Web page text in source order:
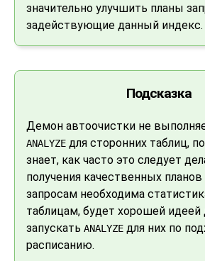
значительно улучшить планы
задействующие данный индекс.
Подсказка
Демон автоочистки не
ANALYZE для сторонних таблиц,
знает, как часто это следует
получения качественных
запросам необходима
таблицам, будет хорошей идеей
запускать ANALYZE для них по
расписанию.